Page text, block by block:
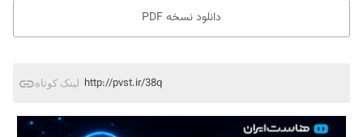
دانلود نسخه PDF
لینک کوتاه http://pvst.ir/38q